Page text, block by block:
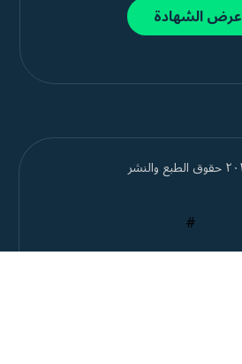
عرض الشهادة